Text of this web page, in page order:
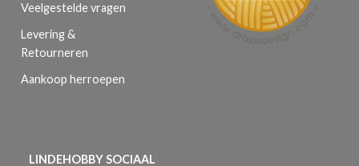
Veelgestelde vragen
Levering &
Retourneren
Aankoop herroepen
LINDEHOBBY SOCIAAL